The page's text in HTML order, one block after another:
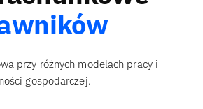
przy różnych modelach pracy i
gospodarczej.